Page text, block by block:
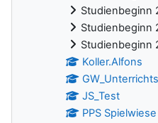
Studienbeginn
Studienbeginn
Studienbeginn
Koller.Alfons
JS_Test
PPS Spielwiese